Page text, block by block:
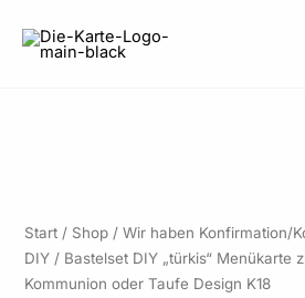
Inhalt
springen
Start / Shop /Wir haben Konfirmation/
DIY / Bastelset DIY „türkis“ Menükarte
Kommunion oder Taufe Design K18
2,85 €
bis
Bastelset
DIY
"türkis"